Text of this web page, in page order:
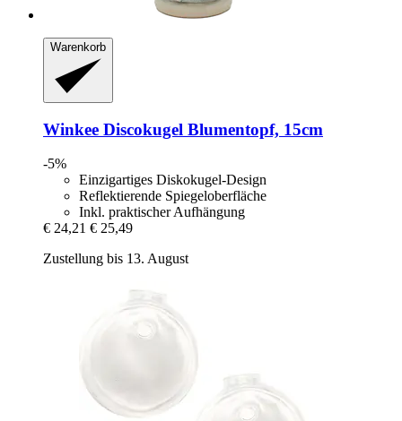
Warenkorb
Winkee Discokugel Blumentopf, 15cm
-5%
Einzigartiges Diskokugel-Design
Reflektierende Spiegeloberfläche
Inkl. praktischer Aufhängung
€ 24,21 € 25,49
Zustellung bis 13. August